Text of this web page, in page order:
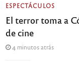
ESPECTÁCULOS
El terror toma a
de cine
4 minutos atrás